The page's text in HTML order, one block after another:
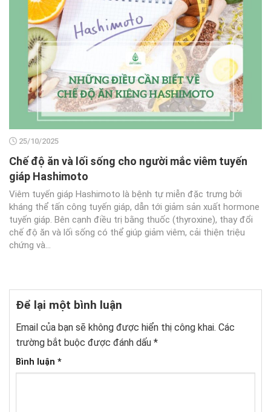
25/10/2025
Chế độ ăn và lối sống cho người mắc viêm tuyến
giáp Hashimoto
Viêm tuyến giáp Hashimoto là bệnh tự miễn đặc trưng bởi
kháng thể tấn công tuyến giáp, dẫn tới giảm sản xuất hormone
tuyến giáp. Bên cạnh điều trị bằng thuốc (thyroxine), thay đổi
chế độ ăn và lối sống có thể giúp giảm viêm, cải thiện triệu
chứng và...
Để lại một bình luận
Email của bạn sẽ không được hiển thị công khai. Các
trường bắt buộc được đánh dấu *
Bình luận *